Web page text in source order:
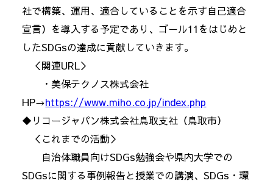
社で構築、運用、適合していることを示す自己適合
宣言）を導入する予定であり、ゴール11をはじめと
したSDGsの達成に貢献していきます。
＜関連URL＞
・美保テクノス株式会社
HP→https://www.miho.co.jp/index.php
◆リコージャパン株式会社鳥取支社（鳥取市）
＜これまでの活動＞
自治体職員向けSDGs勉強会や県内大学での
SDGsに関する事例報告と授業での講演、SDGs・環